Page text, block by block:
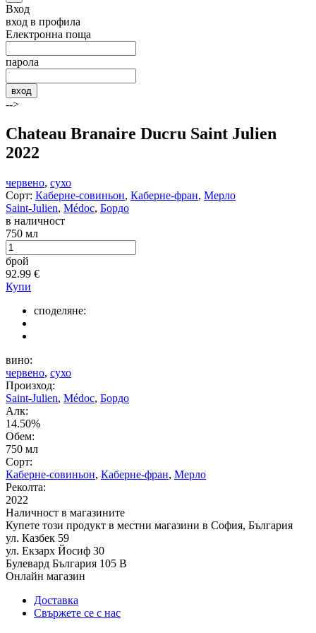
Вход
вход в профила
Електронна поща
парола
вход
-->
Chateau Branaire Ducru Saint Julien
2022
червено, сухо
Сорт: Каберне-совиньон, Каберне-фран, Мерло
Saint-Julien, Médoc, Бордо
в наличност
750 мл
брой
92.99 €
Купи
споделяне:
вино:
червено, сухо
Произход:
Saint-Julien, Médoc, Бордо
Алк:
14.50%
Обем:
750 мл
Сорт:
Каберне-совиньон, Каберне-фран, Мерло
Реколта:
2022
Наличност в магазините
Купете този продукт в местни магазини в София, България
ул. Казбек 59
ул. Екзарх Йосиф 30
Булевард България 105 В
Онлайн магазин
Доставка
Свържете се с нас